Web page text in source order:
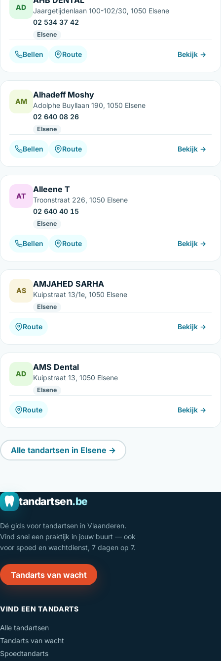
AD
Jaargetijdenlaan 100-102/30, 1050 Elsene
02 534 37 42
Elsene
Bellen Route Bekijk →
AM
Alhadeff Moshy
Adolphe Buyllaan 190, 1050 Elsene
02 640 08 26
Elsene
Bellen Route Bekijk →
AT
Alleene T
Troonstraat 226, 1050 Elsene
02 640 40 15
Elsene
Bellen Route Bekijk →
AS
AMJAHED SARHA
Kuipstraat 13/1e, 1050 Elsene
Elsene
Route Bekijk →
AD
AMS Dental
Kuipstraat 13, 1050 Elsene
Elsene
Route Bekijk →
Alle tandartsen in Elsene →
tandartsen.be
Dé gids voor tandartsen in Vlaanderen.
Vind snel een praktijk in jouw buurt — ook
voor spoed en wachtdienst, 7 dagen op 7.
Tandarts van wacht
VIND EEN TANDARTS
Alle tandartsen
Tandarts van wacht
Spoedtandarts